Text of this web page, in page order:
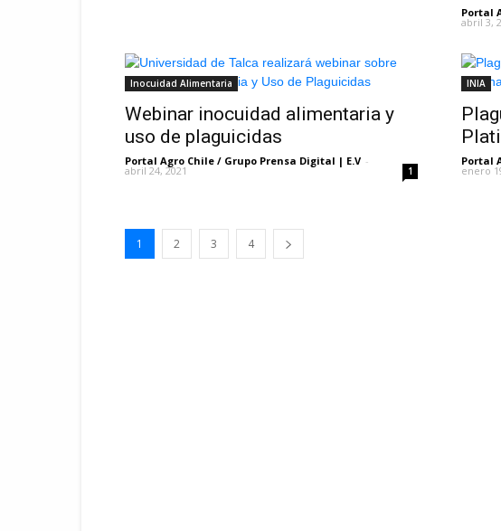
Portal
abril 3,
Inocuidad Alimentaria
Webinar inocuidad alimentaria y
uso de plaguicidas
Portal Agro Chile / Grupo Prensa Digital | E.V -
abril 24, 2021 1
INIA
Portal
enero
1 2 3 4